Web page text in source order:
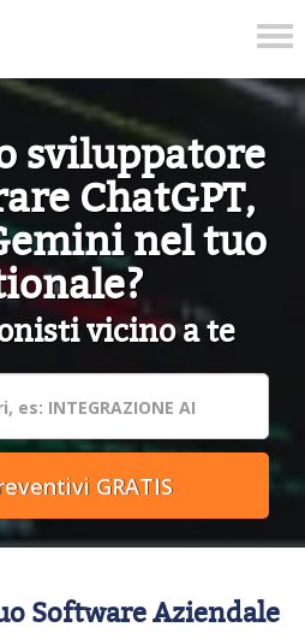
sviluppatore
ChatGPT,
nel tuo
vicino a te
Software Aziendale